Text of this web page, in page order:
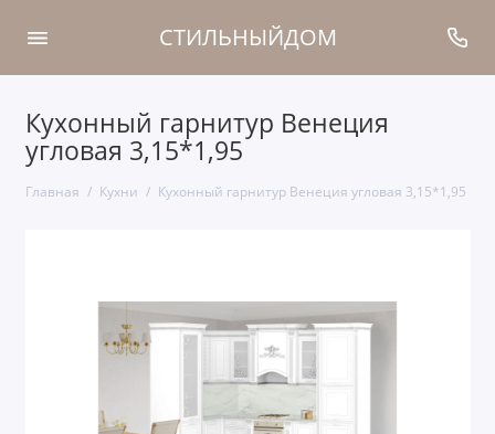
СТИЛЬНЫЙДОМ
Кухонный гарнитур Венеция
угловая 3,15*1,95
Главная Кухни Кухонный гарнитур Венеция угловая 3,15*1,95